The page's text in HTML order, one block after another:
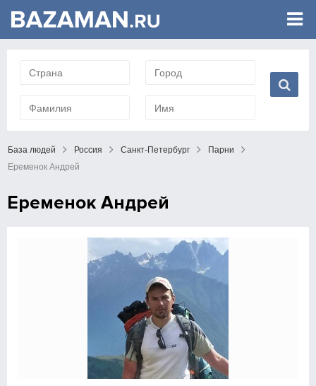
База людей Россия Санкт-Петербург
Парни
Еременок Андрей
Еременок Андрей